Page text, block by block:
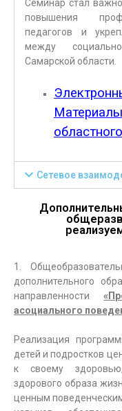
Семинар стал
повышения
педагогов и
между
Самарской области.
Сетевое
1.
дополнительного
направленности
асоциального
Реализация
детей и подростков
к своему
здорового образа
ценным